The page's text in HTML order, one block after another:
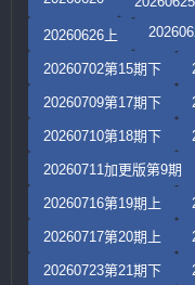
20260626上
20260702第15期下
20260709第17期下
20260710第18期下
20260711加更版第9期
20260716第19期上
20260717第20期上
20260723第21期下